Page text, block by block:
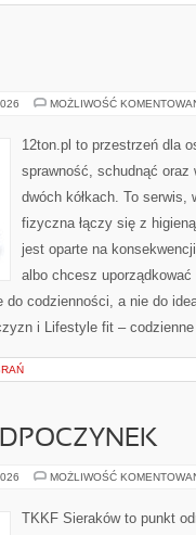
MOŻLIWOŚĆ
12ton.pl to przestrzeń dla
sprawność, schudnąć oraz
dwóch kółkach. To
fizyczna łączy się z
jest oparte na
albo chcesz
codzienności, a nie do
i Lifestyle fit –
MOŻLIWOŚĆ
TKKF Sieraków to punkt